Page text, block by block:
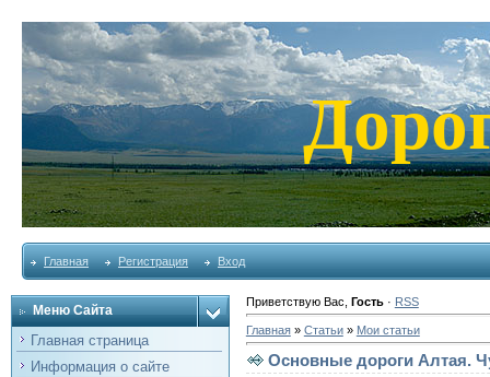
Главная Регистрация Вход
Меню Сайта
Главная страница
Информация о сайте
Приветствую Вас Гость· RSS
Главная» Статьи» Мои статьи
Основные дороги Алтая.